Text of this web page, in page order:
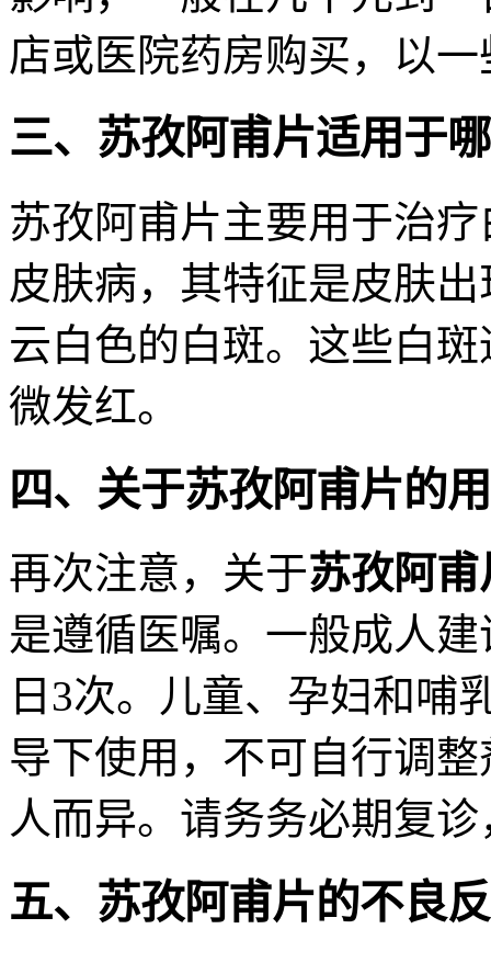
店或医院药房购买，以
三、苏孜阿甫片适用于
苏孜阿甫片主要用于治
皮肤病，其特征是皮肤
云白色的白斑。这些白
微发红。
四、关于苏孜阿甫片的
再次注意，关于苏孜阿
是遵循医嘱。一般成人
日3次。儿童、孕妇和哺
导下使用，不可自行调
人而异。请务务必期复
五、苏孜阿甫片的不良